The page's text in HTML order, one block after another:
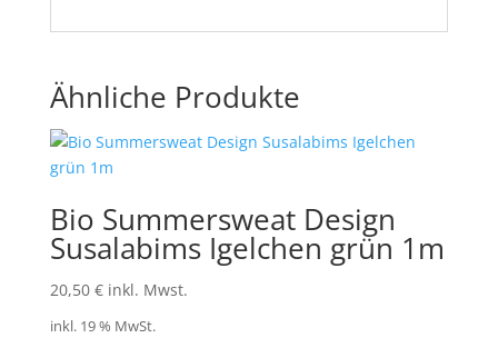
Ähnliche Produkte
Bio Summersweat Design
Susalabims Igelchen grün 1m
20,50 € inkl. Mwst.
inkl. 19 % MwSt.